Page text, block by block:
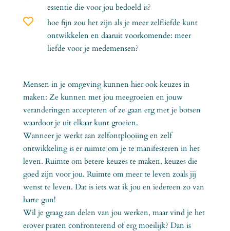
essentie die voor jou bedoeld is?

hoe fijn zou het zijn als je meer zelfliefde kunt
ontwikkelen en daaruit voorkomende: meer
liefde voor je medemensen?
Mensen in je omgeving kunnen hier ook keuzes in
maken: Ze kunnen met jou meegroeien en jouw
veranderingen accepteren of ze gaan erg met je botsen
waardoor je uit elkaar kunt groeien.
Wanneer je werkt aan zelfontplooiing en zelf
ontwikkeling is er ruimte om je te manifesteren in het
leven. Ruimte om betere keuzes te maken, keuzes die
goed zijn voor jou. Ruimte om meer te leven zoals jij
wenst te leven. Dat is iets wat ik jou en iedereen zo van
harte gun!
Wil je graag aan delen van jou werken, maar vind je het
erover praten confronterend of erg moeilijk? Dan is